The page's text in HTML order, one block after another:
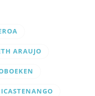
ARAUJO